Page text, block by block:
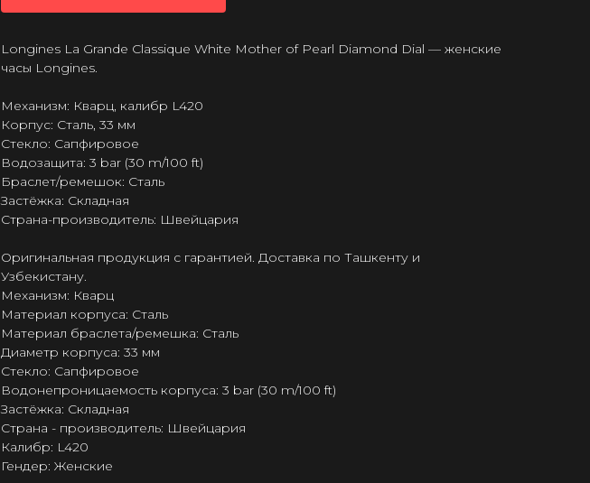
Longines La Grande Classique White Mother of Pearl Diamond Dial — женские
часы Longines.
Механизм: Кварц, калибр L420
Корпус: Сталь, 33 мм
Стекло: Сапфировое
Водозащита: 3 bar (30 m/100 ft)
Браслет/ремешок: Сталь
Застёжка: Складная
Страна-производитель: Швейцария
Оригинальная продукция с гарантией. Доставка по Ташкенту и
Узбекистану.
Механизм: Кварц
Материал корпуса: Сталь
Материал браслета/ремешка: Сталь
Диаметр корпуса: 33 мм
Стекло: Сапфировое
Водонепроницаемость корпуса: 3 bar (30 m/100 ft)
Застёжка: Складная
Страна - производитель: Швейцария
Калибр: L420
Гендер: Женские